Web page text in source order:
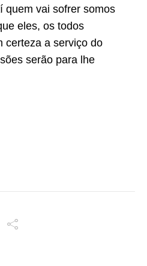
vai sofrer somos
eles, os todos
certeza a serviço do
serão para lhe